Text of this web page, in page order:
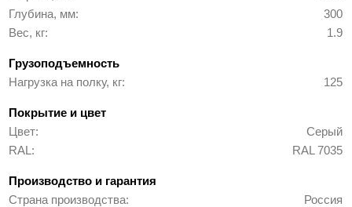
Глубина, мм
300
Вес, кг
1.9
Грузоподъемность
Нагрузка на полку, кг
125
Покрытие и цвет
Цвет
Серый
RAL
RAL 7035
Производство и гарантия
Страна производства
Россия